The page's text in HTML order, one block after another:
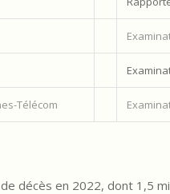
Télécom
décès en 2022, dont 1,5